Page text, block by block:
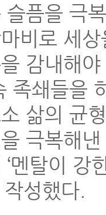
슬픔을 극
비로 세
감내해
족쇄들을
삶의 균
극복해
멘탈이 강
작성했다.